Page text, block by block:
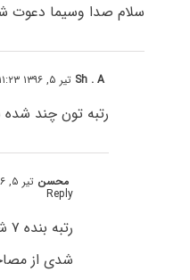
سلام صدا وسیما دعوت
Sh . A تیر ۵, ۱۳۹۶ at ۱۱:۲۳ ق٫ظ
رتبه تون چند
محسن تیر ۵, ۱۳۹۶ at ۱۱:۳۱ ق٫ظ
Reply
شدی از